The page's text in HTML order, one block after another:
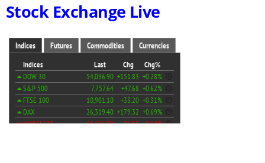
Stock Exchange Live